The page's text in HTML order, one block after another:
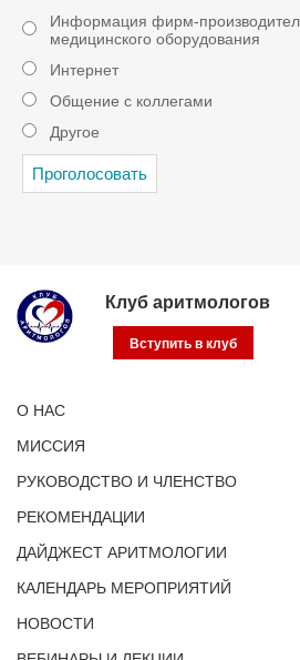
Информация фирм-
медицинского оборудования
Интернет
Общение с коллегами
Другое
Клуб аритмологов
Вступить в клуб
О НАС
МИССИЯ
РУКОВОДСТВО И ЧЛЕНСТВО
РЕКОМЕНДАЦИИ
ДАЙДЖЕСТ АРИТМОЛОГИИ
КАЛЕНДАРЬ МЕРОПРИЯТИЙ
НОВОСТИ